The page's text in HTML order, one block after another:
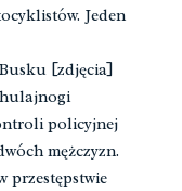
Jeden
[zdjęcia]
policyjnej
mężczyzn.
przestępstwie